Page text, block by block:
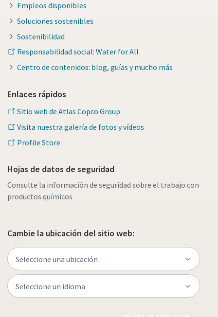
Empleos disponibles
Soluciones sostenibles
Sostenibilidad
Responsabilidad social: Water for All
Centro de contenidos: blog, guías y mucho más
Enlaces rápidos
Sitio web de Atlas Copco Group
Visita nuestra galería de fotos y vídeos
Profile Store
Hojas de datos de seguridad
Consulte la información de seguridad sobre el trabajo con
productos químicos
Cambie la ubicación del sitio web: